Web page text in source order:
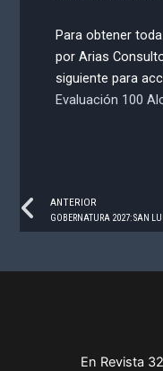
Para obtener
por Arias
siguiente para
Evaluación 100
Prev
ANTERIOR
En Revista